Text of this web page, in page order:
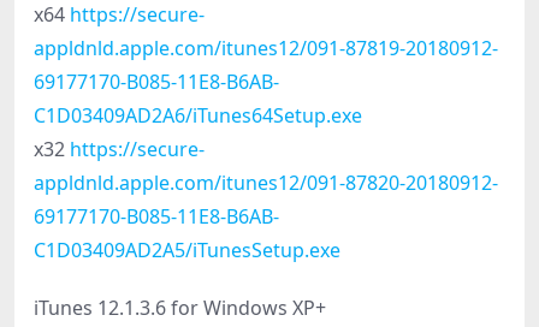
x64 https://secure-
appldnld.apple.com/itunes12/091-87819-20180912-
69177170-B085-11E8-B6AB-
C1D03409AD2A6/iTunes64Setup.exe
x32 https://secure-
appldnld.apple.com/itunes12/091-87820-20180912-
69177170-B085-11E8-B6AB-
C1D03409AD2A5/iTunesSetup.exe
iTunes 12.1.3.6 for Windows XP+